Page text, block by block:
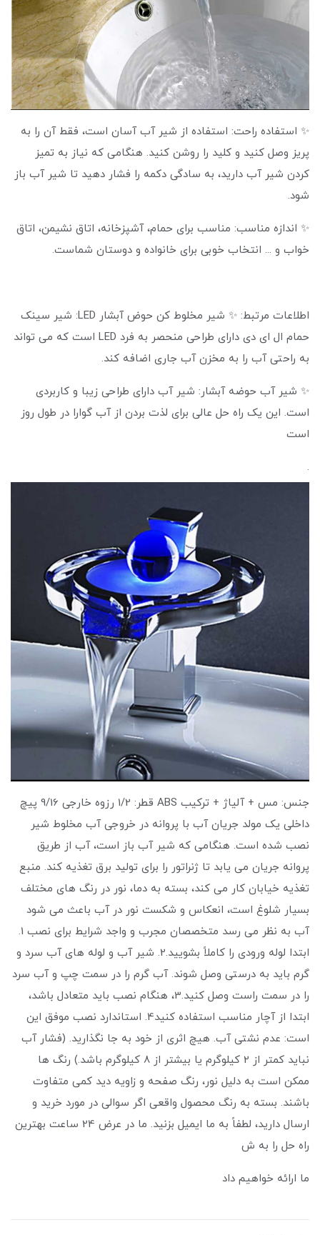
✨ استفاده راحت: استفاده از شیر آب آسان است، فقط آن را به
پریز وصل کنید و کلید را روشن کنید. هنگامی که نیاز به تمیز
کردن شیر آب دارید، به سادگی دکمه را فشار دهید تا شیر آب باز
شود.
✨ اندازه مناسب: مناسب برای حمام، آشپزخانه، اتاق نشیمن، اتاق
خواب و ... انتخاب خوبی برای خانواده و دوستان شماست.
اطلاعات مرتبط: ✨ شیر مخلوط کن حوض آبشار LED: شیر سینک
حمام ال ای دی دارای طراحی منحصر به فرد LED است که می تواند
به راحتی آب را به مخزن آب جاری اضافه کند.
✨ شیر آب حوضه آبشار: شیر آب دارای طراحی زیبا و کاربردی
است. این یک راه حل عالی برای لذت بردن از آب گوارا در طول روز
است
.
جنس: مس + آلیاژ + ترکیب ABS قطر: 1/2 رزوه خارجی 9/16 پیچ
داخلی یک مولد جریان آب با پروانه در خروجی آب مخلوط شیر
نصب شده است. هنگامی که شیر آب باز است، آب از طریق
پروانه جریان می یابد تا ژنراتور را برای تولید برق تغذیه کند. منبع
تغذیه خیابان کار می کند، بسته به دما، نور در رنگ های مختلف
بسیار شلوغ است، انعکاس و شکست نور در آب باعث می شود
آب به نظر می رسد متخصصان مجرب و واجد شرایط برای نصب 1.
ابتدا لوله ورودی را کاملاً بشویید.2. شیر آب و لوله های آب سرد و
گرم باید به درستی وصل شوند. آب گرم را در سمت چپ و آب سرد
را در سمت راست وصل کنید.3، هنگام نصب باید متعادل باشد،
ابتدا از آچار مناسب استفاده کنید4. استاندارد نصب موفق این
است: عدم نشتی آب. هیچ اثری از خود به جا نگذارید. (فشار آب
نباید کمتر از 2 کیلوگرم یا بیشتر از 8 کیلوگرم باشد.) رنگ ها
ممکن است به دلیل نور، رنگ صفحه و زاویه دید کمی متفاوت
باشند. بسته به رنگ محصول واقعی اگر سوالی در مورد خرید و
ارسال دارید، لطفاً به ما ایمیل بزنید. ما در عرض 24 ساعت بهترین
راه حل را به ش
ما ارائه خواهیم داد